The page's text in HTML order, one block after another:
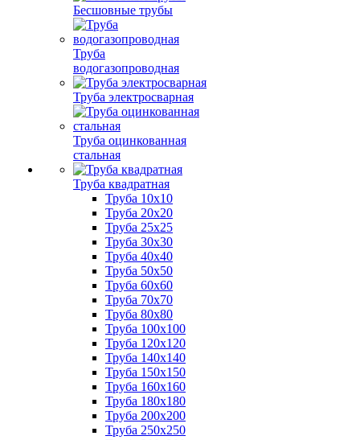
Бесшовные трубы
Труба
водогазопроводная
Труба электросварная
Труба оцинкованная
стальная
Труба квадратная
Труба 10x10
Труба 20x20
Труба 25x25
Труба 30x30
Труба 40x40
Труба 50x50
Труба 60x60
Труба 70x70
Труба 80x80
Труба 100x100
Труба 120x120
Труба 140x140
Труба 150x150
Труба 160x160
Труба 180x180
Труба 200x200
Труба 250x250